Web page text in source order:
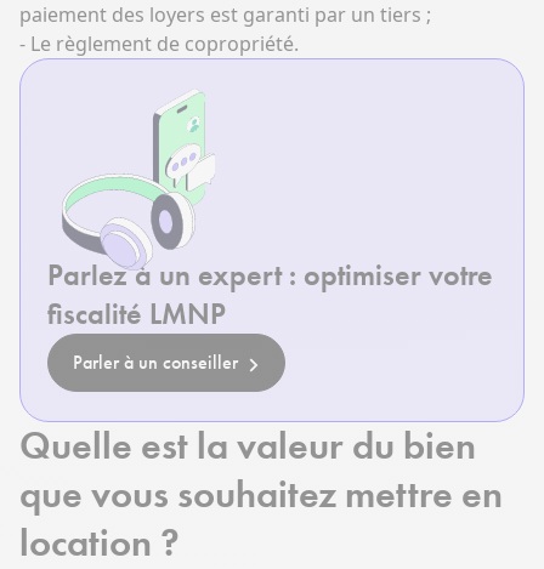
Parlez à un expert : optimiser votre
fiscalité LMNP
Parler à un conseiller
paiement des loyers est garanti par un tiers ;
- Le règlement de copropriété.
Quelle est la valeur du bien
que vous souhaitez mettre en
location ?